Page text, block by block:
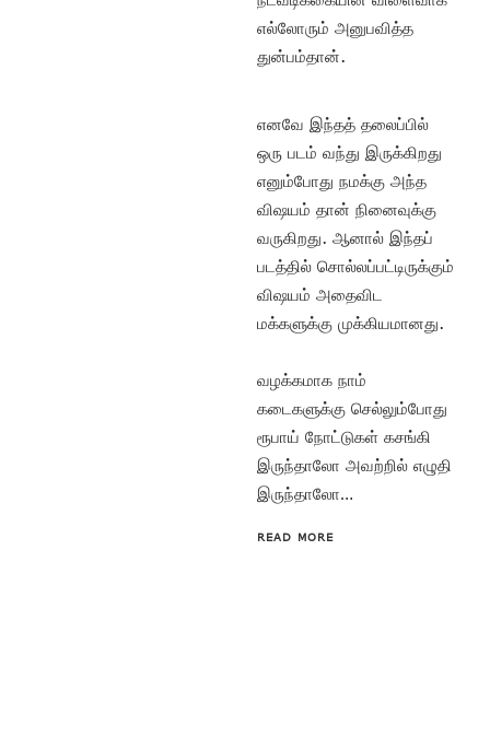
எல்லோரும் அனுபவித்த
துன்பம்தான்.
எனவே இந்தத் தலைப்பில்
ஒரு படம் வந்து இருக்கிறது
எனும்போது நமக்கு அந்த
விஷயம் தான் நினைவுக்கு
வருகிறது. ஆனால் இந்தப்
படத்தில் சொல்லப்பட்டிருக்கும்
விஷயம் அதைவிட
மக்களுக்கு முக்கியமானது.
வழக்கமாக நாம்
கடைகளுக்கு செல்லும்போது
ரூபாய் நோட்டுகள் கசங்கி
இருந்தாலோ அவற்றில் எழுதி
இருந்தாலோ…
READ MORE